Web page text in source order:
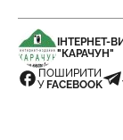
ІНТЕРНЕТ-
"КАРАЧУН"
ПОШИРИТИ
У FACEBOOK